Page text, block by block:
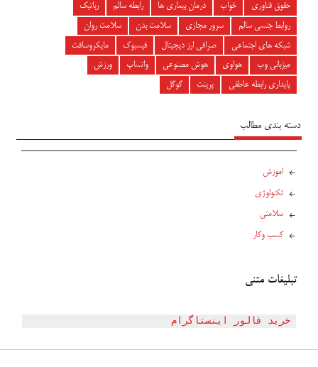
حقوق فناوری
خواب درمان بیماری ها رابطه سالم
رباتیک
روابط جنسی سالم
سرور مجازی سلامت بدن
سلامت روان
شبکه های اجتماعی
صرافی ارز دیجیتال فیسبوک
مایکروسافت
میزبانی وب
هواوی هوش مصنوعی واتساپ
ورزش
پایداری رابطه عاطفی
پرینت گوگل
دسته بندی مطالب
اموزش
تکنولوژی
سلامتی
کسب وکار
تبلیغات متنی
خرید فالور اینستاگرام